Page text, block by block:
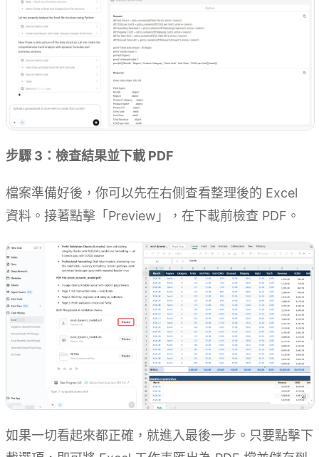
步驟 3：檢查結果並下載 PDF
檔案準備好後，你可以先在右側查看整理後的 Excel
資料。接著點擊「Preview」，在下載前檢查 PDF。
如果一切看起來都正確，就進入最後一步。只要點擊下